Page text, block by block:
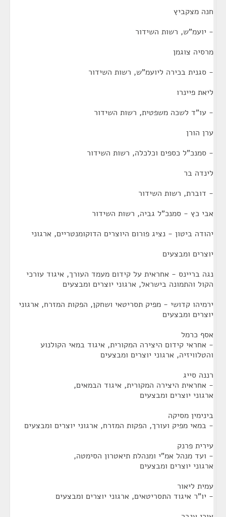
חנה מצקביץ
- יועמ"ש, רשות השידור
מרסיה צוגמן
- סגנית בכירה ליועמ"ש, רשות השידור
ליאת פיינרו
- עו"ד לשכה משפטית, רשות השידור
ערן הורן
- סמנכ"ל כספים וכלכלה, רשות השידור
לינדה בר
- דוברת, רשות השידור
אבי כץ - סמנכ"ל גביה, רשות השידור
יהודה ביטון - נציג פורום היוצרים הדוקומנטריים, ארגוני
יוצרים ומבצעים
נגה בריינס - אחראית על קידום מעמד העורך, איגוד עורכי
הקול והתמונה בישראל, ארגוני יוצרים ומבצעים
ירמיהו קדושי - מפיק תסריטאי ושחקן, הפקות המזרח, ארגוני
יוצרים ומבצעים
אסף כרמל
- אחראי קידום היצירה המקורית, איגוד במאי הקולנוע
והטלוויזיה, ארגוני יוצרים ומבצעים
רננה סייג
- אחראית היצירה המקורית, איגוד הבמאים,
ארגוני יוצרים ומבצעים
בינימין מסיקה
- במאי מפיק ועורך, הפקות המזרח, ארגוני יוצרים ומבצעים
עירית פרנק
- ועד מנהל אמ"י ומנהלת תיאטרון הסימטה,
ארגוני יוצרים ומבצעים
עמית ליאור
- יו"ר איגוד התסריטאים, ארגוני יוצרים ומבצעים